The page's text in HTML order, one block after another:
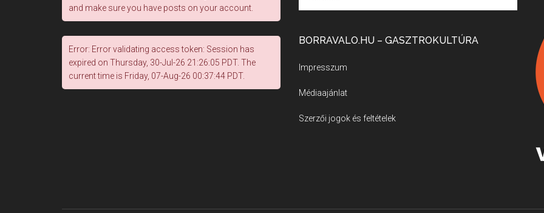
and make sure you have posts on your account.
Error: Error validating access token: Session has
expired on Thursday, 30-Jul-26 21:26:05 PDT. The
current time is Friday, 07-Aug-26 00:37:44 PDT.
BORRAVALO.HU – GASZTROKULTÚRA
Impresszum
Médiaajánlat
Szerzői jogok és feltételek